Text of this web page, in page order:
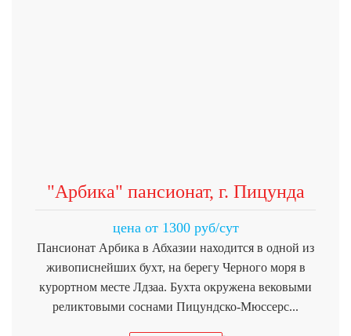
"Арбика" пансионат, г. Пицунда
цена от 1300 руб/сут
Пансионат Арбика в Абхазии находится в одной из
живописнейших бухт, на берегу Черного моря в
курортном месте Лдзаа. Бухта окружена вековыми
реликтовыми соснами Пицундско-Мюссерс...